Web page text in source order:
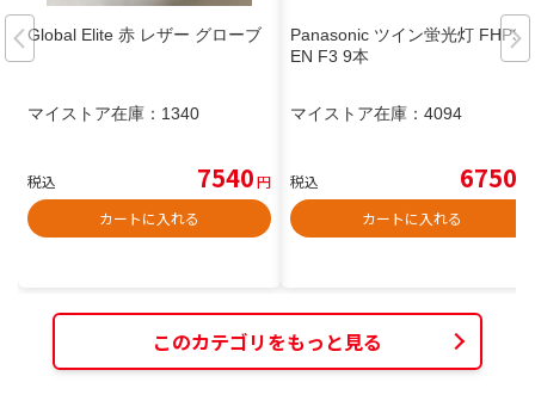
Global Elite 赤 レザー グローブ
マイストア在庫： 1340
税込 7540円
カートに入れる
Panasonic ツイン蛍光灯 FHP32
EN F3 9本
マイストア在庫： 4094
税込 6750
カートに入れる
このカテゴリをもっと見る